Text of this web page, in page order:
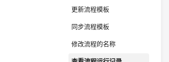
更新流程模板
同步流程模板
修改流程的名称